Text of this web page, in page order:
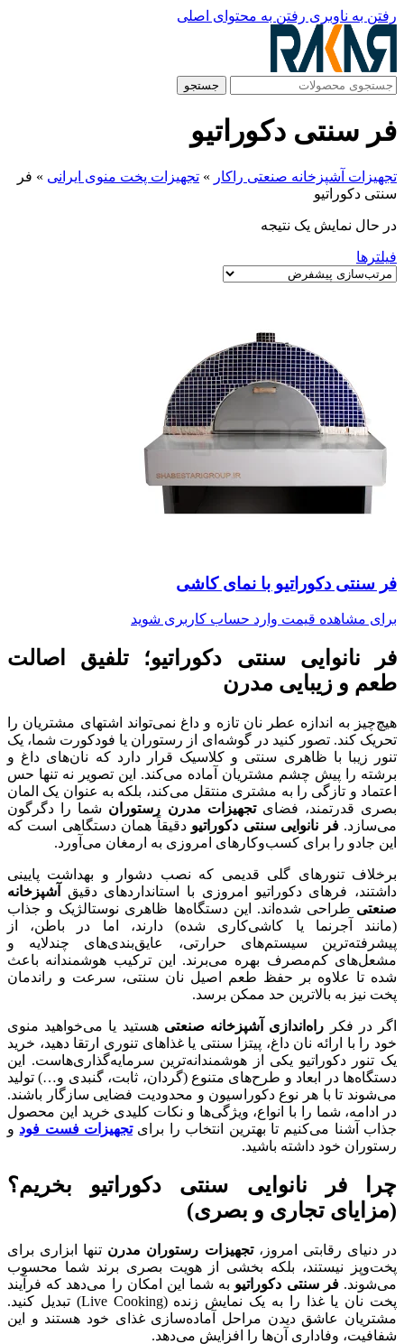
رفتن به ناوبری رفتن به محتوای اصلی
جستجو
فر سنتی دکوراتیو
تجهیزات آشپزخانه صنعتی راکار » تجهیزات پخت منوی ایرانی » فر
سنتی دکوراتیو
در حال نمایش یک نتیجه
فیلترها
فر سنتی دکوراتیو با نمای کاشی
برای مشاهده قیمت وارد حساب کاربری شوید
فر نانوایی سنتی دکوراتیو؛ تلفیق اصالت
طعم و زیبایی مدرن
هیچ‌چیز به اندازه عطر نان تازه و داغ نمی‌تواند اشتهای مشتریان را
تحریک کند. تصور کنید در گوشه‌ای از رستوران یا فودکورت شما، یک
تنور زیبا با ظاهری سنتی و کلاسیک قرار دارد که نان‌های داغ و
برشته را پیش چشم مشتریان آماده می‌کند. این تصویر نه تنها حس
اعتماد و تازگی را به مشتری منتقل می‌کند، بلکه به عنوان یک المان
بصری قدرتمند، فضایتجهیزات مدرن رستوران شما را دگرگون
می‌سازد.فر نانوایی سنتی دکوراتیو دقیقاً همان دستگاهی است که
این جادو را برای کسب‌وکارهای امروزی به ارمغان می‌آورد.
برخلاف تنورهای گلی قدیمی که نصب دشوار و بهداشت پایینی
داشتند، فرهای دکوراتیو امروزی با استانداردهای دقیق
آشپزخانه
صنعتی طراحی شده‌اند. این دستگاه‌ها ظاهری نوستالژیک و جذاب
(مانند آجرنما یا کاشی‌کاری شده) دارند، اما در باطن، از
پیشرفته‌ترین سیستم‌های حرارتی، عایق‌بندی‌های چندلایه و
مشعل‌های کم‌مصرف بهره می‌برند. این ترکیب هوشمندانه باعث
شده تا علاوه بر حفظ طعم اصیل نان سنتی، سرعت و راندمان
پخت نیز به بالاترین حد ممکن برسد.
اگر در فکر راه‌اندازی آشپزخانه صنعتی هستید یا می‌خواهید منوی
خود را با ارائه نان داغ، پیتزا سنتی یا غذاهای تنوری ارتقا دهید، خرید
یک تنور دکوراتیو یکی از هوشمندانه‌ترین سرمایه‌گذاری‌هاست. این
دستگاه‌ها در ابعاد و طرح‌های متنوع (گردان، ثابت، گنبدی و…) تولید
می‌شوند تا با هر نوع دکوراسیون و محدودیت فضایی سازگار باشند.
در ادامه، شما را با انواع، ویژگی‌ها و نکات کلیدی خرید این محصول
جذاب آشنا می‌کنیم تا بهترین انتخاب را برایتجهیزات فست فود و
رستوران خود داشته باشید.
چرا فر نانوایی سنتی دکوراتیو بخریم؟
(مزایای تجاری و بصری)
در دنیای رقابتی امروز،تجهیزات رستوران مدرن تنها ابزاری برای
پخت‌وپز نیستند، بلکه بخشی از هویت بصری برند شما محسوب
می‌شوند.فر سنتی دکوراتیو به شما این امکان را می‌دهد که فرآیند
پخت نان یا غذا را به یک نمایش زنده (Live Cooking) تبدیل کنید.
مشتریان عاشق دیدن مراحل آماده‌سازی غذای خود هستند و این
شفافیت، وفاداری آن‌ها را افزایش می‌دهد.